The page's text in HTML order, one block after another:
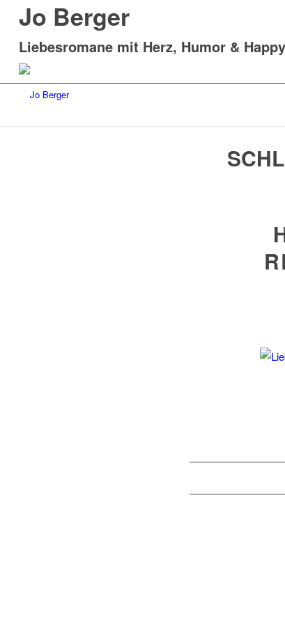
Jo Berger
Liebesromane mit Herz, Humor &